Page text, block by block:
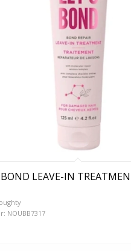
BOND LEAVE-IN
NOUBB7317